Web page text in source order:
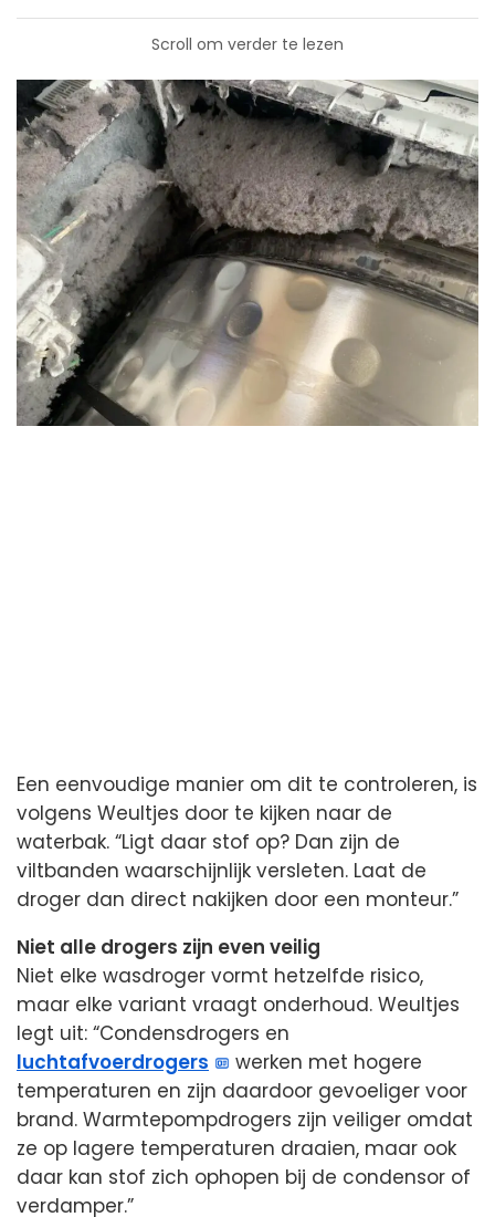
Scroll om verder te lezen
Een eenvoudige manier om dit te controleren, is
volgens Weultjes door te kijken naar de
waterbak. “Ligt daar stof op? Dan zijn de
viltbanden waarschijnlijk versleten. Laat de
droger dan direct nakijken door een monteur.”
Niet alle drogers zijn even veilig
Niet elke wasdroger vormt hetzelfde risico,
maar elke variant vraagt onderhoud. Weultjes
legt uit: “Condensdrogers en
luchtafvoerdrogers
werken met hogere
temperaturen en zijn daardoor gevoeliger voor
brand. Warmtepompdrogers zijn veiliger omdat
ze op lagere temperaturen draaien, maar ook
daar kan stof zich ophopen bij de condensor of
verdamper.”